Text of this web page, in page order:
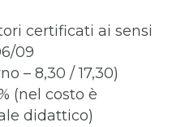
certificati ai sensi
09
– 8,30 / 17,30)
(nel costo è
didattico)